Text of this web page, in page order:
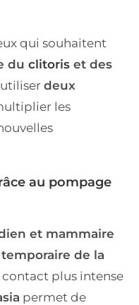
qui souhaitent
du clitoris et des
deux
les
au pompage
et mammaire
de la
plus intense
permet de